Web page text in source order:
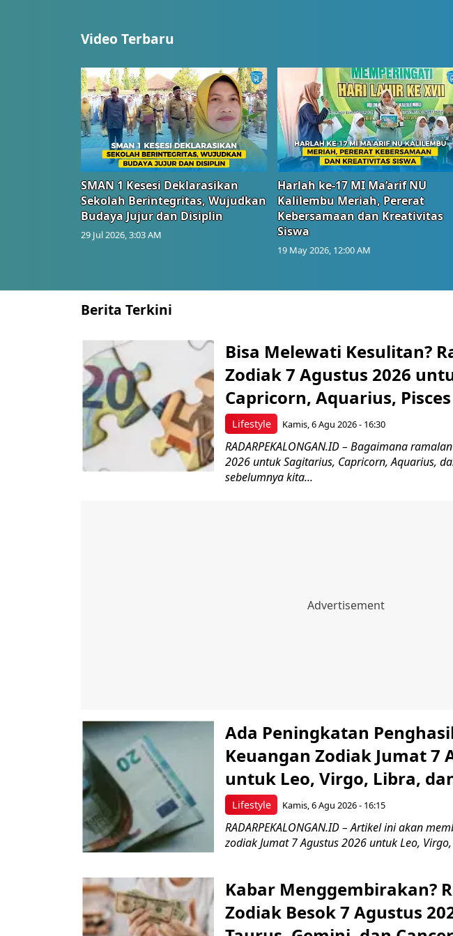
Video Terbaru
SMAN 1 Kesesi Deklarasikan
Sekolah Berintegritas, Wujudkan
Budaya Jujur dan Disiplin
29 Jul 2026, 3:03 AM
Harlah ke-17 MI Ma’arif NU
Kalilembu Meriah, Pererat
Kebersamaan dan Kreativitas
Siswa
19 May 2026, 12:00 AM
Berita Terkini
Lifestyle
Bisa Melewati Kesulitan?
Zodiak 7 Agustus 2026
Capricorn, Aquarius, Pisces
Kamis, 6 Agu 2026 - 16:30
RADARPEKALONGAN.ID – Bagaimana
2026 untuk Sagitarius, Capricorn, Aquarius,
sebelumnya kita...
Lifestyle
Ada Peningkatan
Keuangan Zodiak Jumat 7
untuk Leo, Virgo, Libra,
Kamis, 6 Agu 2026 - 16:15
RADARPEKALONGAN.ID – Artikel ini akan
zodiak Jumat 7 Agustus 2026 untuk Leo,
Kabar Menggembirakan?
Zodiak Besok 7 Agustus